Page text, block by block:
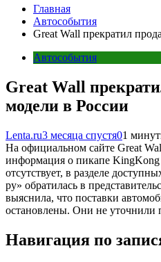
Главная
Автособытия
Great Wall прекратил
Автособытия
Great Wall
модели в России
Lenta.ru3 месяца спустя01
На официальном сайте Great
информация о пикапе
отсутствует, в разделе
ру» обратилась в
выяснила, что поставки
остановлены. Они не уточнили
Навигация по